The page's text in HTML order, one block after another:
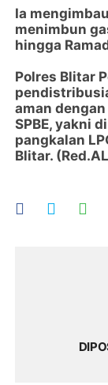
Ia
menimbun
hingga
Polres Blitar
aman
SPBE, yakni
pangkalan
Blitar.